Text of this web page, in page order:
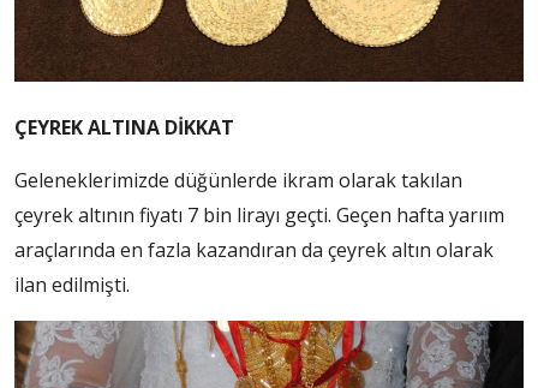
ÇEYREK ALTINA DİKKAT
Geleneklerimizde düğünlerde ikram olarak takılan
çeyrek altının fiyatı 7 bin lirayı geçti. Geçen hafta yarıım
araçlarında en fazla kazandıran da çeyrek altın olarak
ilan edilmişti.